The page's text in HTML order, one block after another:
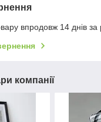
впродовж 14 днів за
компанії